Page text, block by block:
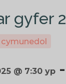
gyfer 2
@ 7:30 yp -